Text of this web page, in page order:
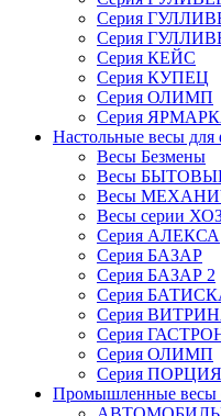
Серия
Серия
Серия КЕЙС
Серия КУПЕЦ
Серия ОЛИМП
Серия
Настольные весы
Весы Безмены
Весы
Весы
Весы серии
Серия АЛЕКСА
Серия БАЗАР
Серия БАЗАР 2
Серия
Серия
Серия
Серия ОЛИМП
Серия ПОРЦИЯ
Промышленные весы